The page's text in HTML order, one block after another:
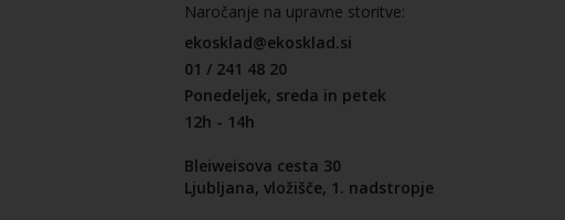
Naročanje na upravne storitve:
ekosklad@ekosklad.si
01 / 241 48 20
Ponedeljek, sreda in petek
12h - 14h
Bleiweisova cesta 30
Ljubljana, vložišče, 1. nadstropje